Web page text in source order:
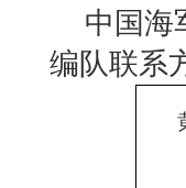
中国海
编队联系